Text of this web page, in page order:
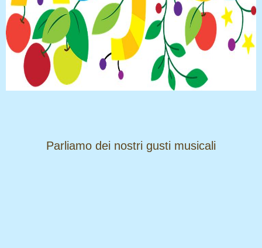
​​​​​​​Parliamo dei nostri gusti musicali